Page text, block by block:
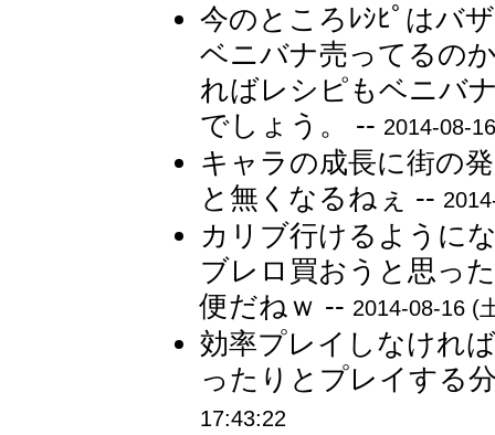
今のところﾚｼﾋﾟはバ
ベニバナ売ってるの
ればレシピもベニバ
でしょう。 -- 2014-08-
キャラの成長に街の
と無くなるねぇ --
カリブ行けるように
ブレロ買おうと思っ
便だねｗ -- 2014-08-16 (
効率プレイしなけれ
ったりとプレイする
17:43:22